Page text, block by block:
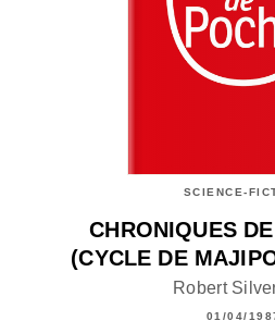
SCIENCE-
CHRONIQUES
(CYCLE DE
Robert
01/04/